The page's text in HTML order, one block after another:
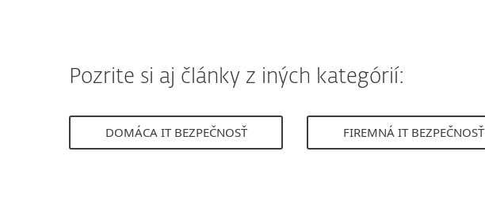
Pozrite si aj články z iných kategórií:
DOMÁCA IT BEZPEČNOSŤ FIREMNÁ IT BEZPEČNOSŤ